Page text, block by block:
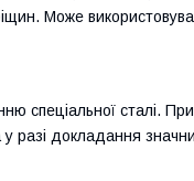
Може
спеціальної сталі. При
разі докладання